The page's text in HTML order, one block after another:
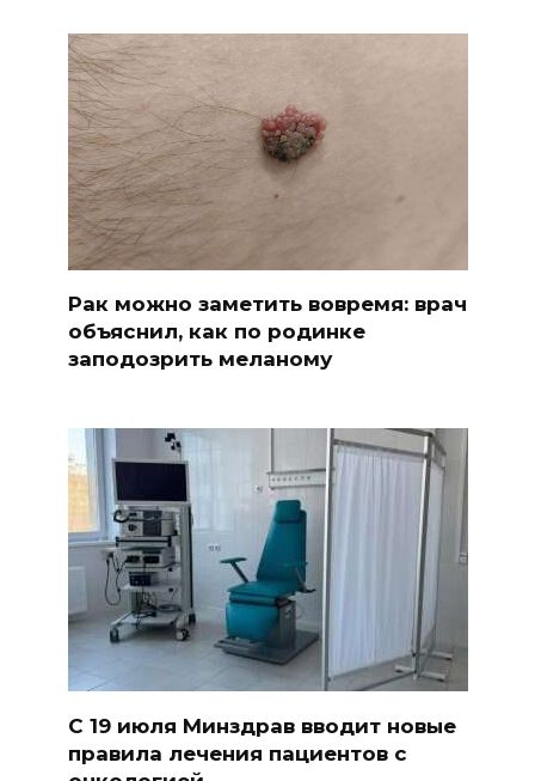
Рак можно заметить вовремя: врач
объяснил, как по родинке
заподозрить меланому
С 19 июля Минздрав вводит новые
правила лечения пациентов с